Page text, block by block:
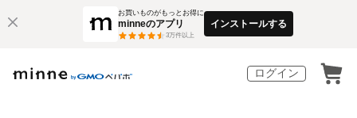
お買いものがもっとお得に
minneのアプリ
3万件以上
インストールする
ログイン